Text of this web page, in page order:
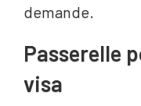
demande.
Passerelle
visa